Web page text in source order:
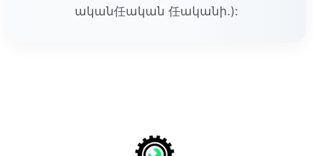
ական任ական 任ականի.):